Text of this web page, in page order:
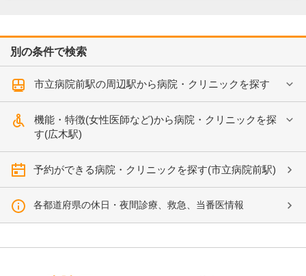
別の条件で検索
市立病院前駅の周辺駅から病院・クリニックを探す
機能・特徴(女性医師など)から病院・クリニックを探
す(広木駅)
予約ができる病院・クリニックを探す(市立病院前駅)
各都道府県の休日・夜間診療、救急、当番医情報